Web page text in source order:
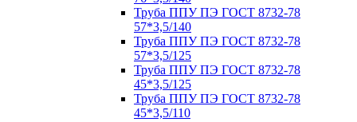
Труба ППУ ПЭ ГОСТ 8732-78
57*3,5/140
Труба ППУ ПЭ ГОСТ 8732-78
57*3,5/125
Труба ППУ ПЭ ГОСТ 8732-78
45*3,5/125
Труба ППУ ПЭ ГОСТ 8732-78
45*3,5/110